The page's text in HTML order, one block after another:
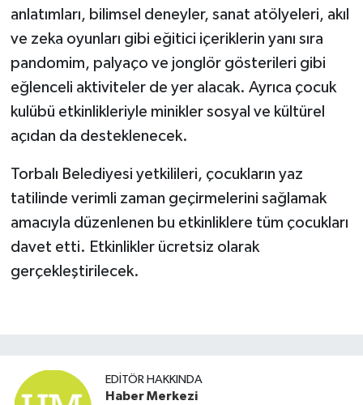
anlatımları, bilimsel deneyler, sanat atölyeleri, akıl
ve zeka oyunları gibi eğitici içeriklerin yanı sıra
pandomim, palyaço ve jonglör gösterileri gibi
eğlenceli aktiviteler de yer alacak. Ayrıca çocuk
kulübü etkinlikleriyle minikler sosyal ve kültürel
açıdan da desteklenecek.
Torbalı Belediyesi yetkilileri, çocukların yaz
tatilinde verimli zaman geçirmelerini sağlamak
amacıyla düzenlenen bu etkinliklere tüm çocukları
davet etti. Etkinlikler ücretsiz olarak
gerçekleştirilecek.
EDITÖR HAKKINDA
Haber Merkezi